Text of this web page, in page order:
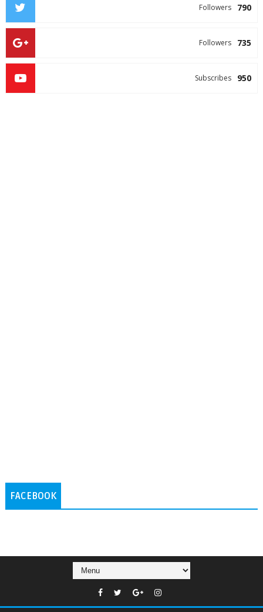
790
Followers
735
Followers
950
Subscribes
FACEBOOK